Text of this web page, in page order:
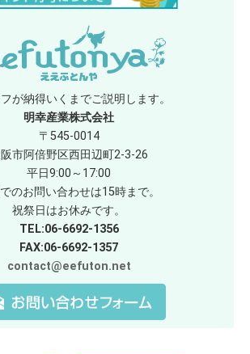
が納得いくまでご説明します。
明幸産業株式会社
〒545-0014
市阿倍野区西田辺町2-3-26
平日9:00～17:00
のお問い合わせは15時まで。
祝祭日はお休みです。
TEL:06-6692-1356
FAX:06-6692-1357
contact@eefuton.net